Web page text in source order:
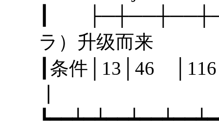
┃
ラ）升级而
┃条件│13│46